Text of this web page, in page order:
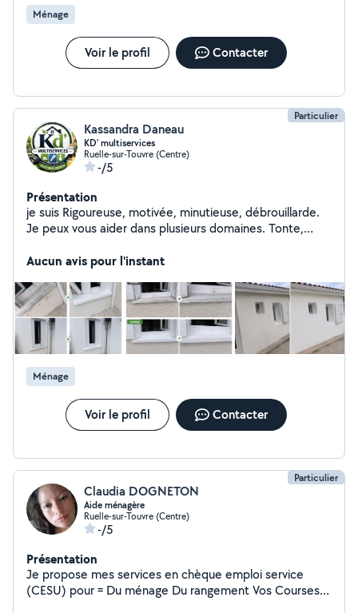
Ménage
Voir le profil Contacter
Particulier
Kassandra Daneau
KD' multiservices
Ruelle-sur-Touvre (Centre)
-/5
Présentation
je suis Rigoureuse, motivée, minutieuse, débrouillarde.
Je peux vous aider dans plusieurs domaines. Tonte,
courses, compagnie
Aucun avis pour l'instant
Ménage
Voir le profil Contacter
Particulier
Claudia DOGNETON
Aide ménagère
Ruelle-sur-Touvre (Centre)
-/5
Présentation
Je propose mes services en chèque emploi service
(CESU) pour = Du ménage Du rangement Vos Courses